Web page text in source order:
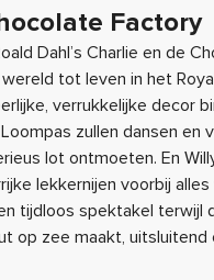
Factory
Dahl’s Charlie en de
tot leven in het
verrukkelijke decor
zullen dansen en
lot ontmoeten. En
lekkernijen voorbij
tijdloos spektakel terwijl
op zee maakt, uitsluitend